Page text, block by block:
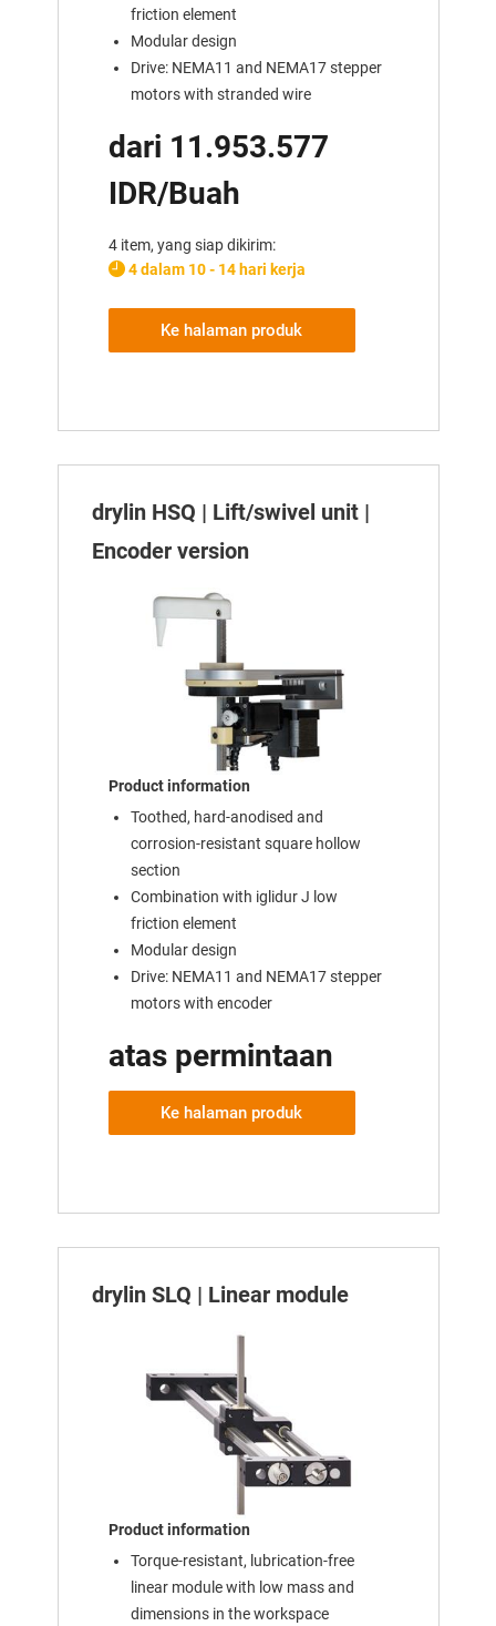
friction element
Modular design
Drive: NEMA11 and NEMA17 stepper
motors with stranded wire
dari 11.953.577
IDR/Buah
4 item, yang siap dikirim:
4 dalam 10 - 14 hari kerja
Ke halaman produk
drylin HSQ | Lift/swivel unit |
Encoder version
Product information
Toothed, hard-anodised and
corrosion-resistant square hollow
section
Combination with iglidur J low
friction element
Modular design
Drive: NEMA11 and NEMA17 stepper
motors with encoder
atas permintaan
Ke halaman produk
drylin SLQ | Linear module
Product information
Torque-resistant, lubrication-free
linear module with low mass and
dimensions in the workspace